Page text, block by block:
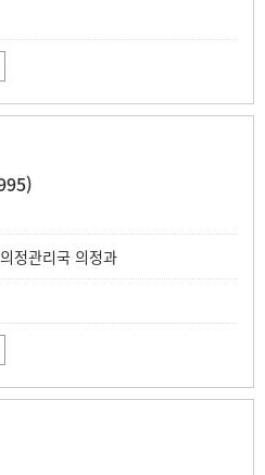
정관리국 의정과